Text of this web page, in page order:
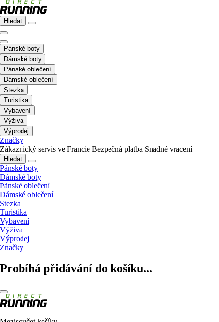
Hledat
Pánské boty
Dámské boty
Pánské oblečení
Dámské oblečení
Stezka
Turistika
Vybavení
Výživa
Výprodej
Značky
Zákaznický servis ve Francie Bezpečná platba Snadné vracení
Hledat
Pánské boty
Dámské boty
Pánské oblečení
Dámské oblečení
Stezka
Turistika
Vybavení
Výživa
Výprodej
Značky
Probíhá přidávání do košíku...